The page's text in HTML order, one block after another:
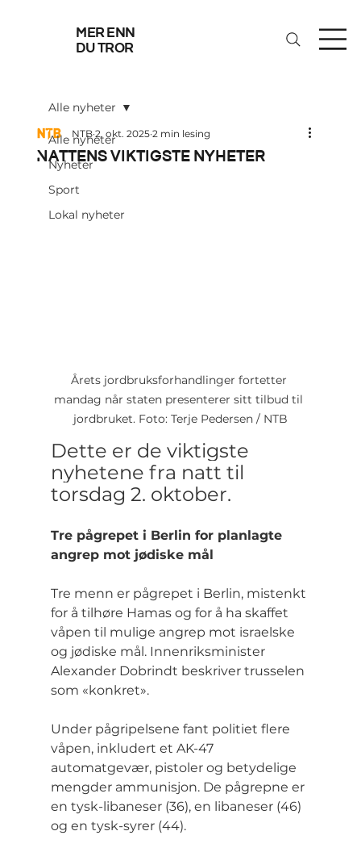
mer enn
du tror
Alle nyheter
Nyheter
Sport
Lokal nyheter
Alle nyheter
Nattens viktigste nyheter
NTB 2. okt. 2025 2 min lesing
Årets jordbruksforhandlinger fortetter
mandag når staten presenterer sitt tilbud til
jordbruket. Foto: Terje Pedersen / NTB
Dette er de viktigste
nyhetene fra natt til
torsdag 2. oktober.
Tre pågrepet i Berlin for planlagte
angrep mot jødiske mål
Tre menn er pågrepet i Berlin, mistenkt
for å tilhøre Hamas og for å ha skaffet
våpen til mulige angrep mot israelske
og jødiske mål. Innenriksminister
Alexander Dobrindt beskriver trusselen
som «konkret».
Under pågripelsene fant politiet flere
våpen, inkludert et AK-47
automatgevær, pistoler og betydelige
mengder ammunisjon. De pågrepne er
en tysk-libaneser (36), en libaneser (46)
og en tysk-syrer (44).